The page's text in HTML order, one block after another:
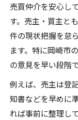
売買仲
訣
岡崎市の売
売買仲介
売買仲介
売買仲介
介
売買仲介を安心し
す。売主・買主と
件の現状把握を怠
ます。特に岡崎市
の意見を早い段階
例えば、売主は登
知書などを早めに
れば事前に整理し